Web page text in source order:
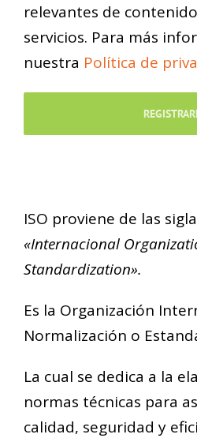
relevantes de
servicios. Para más
nuestra Política de
ISO proviene de las
«Internacional
Standardization».
Es la Organización
Normalización o
La cual se dedica a la
normas técnicas para
calidad, seguridad y